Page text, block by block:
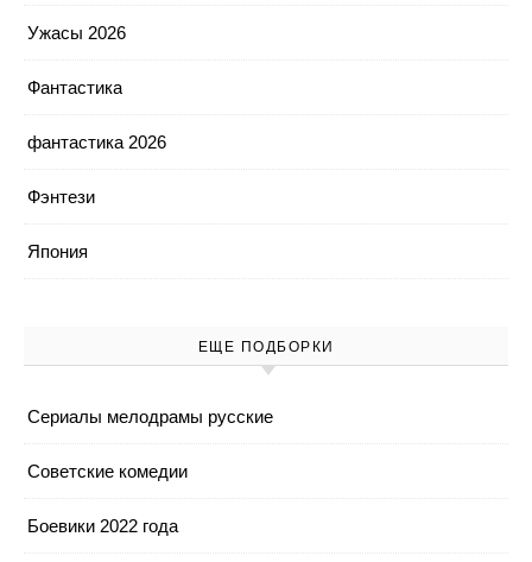
Ужасы 2026
Фантастика
фантастика 2026
Фэнтези
Япония
ЕЩЕ ПОДБОРКИ
Cериалы мелодрамы русские
Cоветские комедии
Боевики 2022 года